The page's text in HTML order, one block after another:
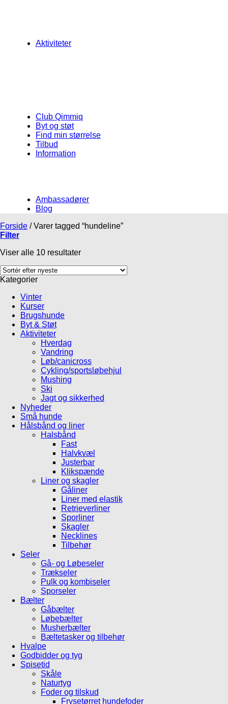
Aktiviteter
Club Qimmiq
Byt og støt
Find min størrelse
Tilbud
Information
Ambassadører
Blog
Forside /Varer tagged “hundeline”
Filter
Viser alle 10 resultater
Kategorier
Vinter
Kurser
Brugshunde
Byt & Støt
Aktiviteter
Hverdag
Vandring
Løb/canicross
Cykling/sportsløbehjul
Mushing
Ski
Jagt og sikkerhed
Nyheder
Små hunde
Hålsbånd og liner
Halsbånd
Fast
Halvkvæl
Justerbar
Klikspænde
Liner og skagler
Gåliner
Liner med elastik
Retrieverliner
Sporliner
Skagler
Necklines
Tilbehør
Seler
Gå- og Løbeseler
Trækseler
Pulk og kombiseler
Sporseler
Bælter
Gåbælter
Løbebælter
Musherbælter
Bæltetasker og tilbehør
Hvalpe
Godbidder og tyg
Spisetid
Skåle
Naturtyg
Foder og tilskud
Frysetørret hundefoder